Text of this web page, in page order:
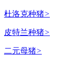
杜洛克种猪>
皮特兰种猪>
二元母猪>